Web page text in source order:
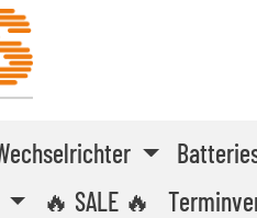
springen
🔥 SALE 🔥